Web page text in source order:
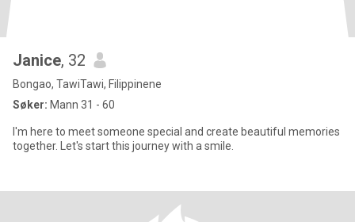
Janice, 32
Bongao, TawiTawi, Filippinene
Søker: Mann 31 - 60
I'm here to meet someone special and create beautiful memories
together. Let's start this journey with a smile.